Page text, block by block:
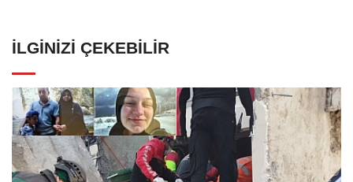
İLGINIZI ÇEKEBILIR